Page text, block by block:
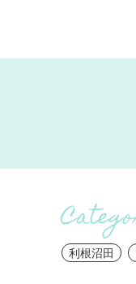
利根沼田